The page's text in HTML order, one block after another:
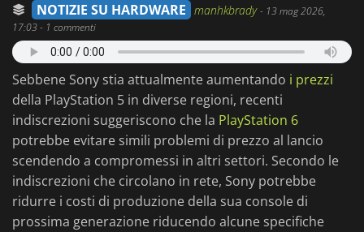
NOTIZIE SU HARDWARE manhkbrady- 13 mag 2026,
17:03- 1 commenti
Sebbene Sony stia attualmente aumentando i prezzi
della PlayStation 5 in diverse regioni, recenti
indiscrezioni suggeriscono che la PlayStation 6
potrebbe evitare simili problemi di prezzo al lancio
scendendo a compromessi in altri settori. Secondo le
indiscrezioni che circolano in rete, Sony potrebbe
ridurre i costi di produzione della sua console di
prossima generazione riducendo alcune specifiche